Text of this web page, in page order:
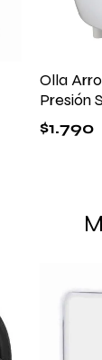
Olla
Presión
$1.790